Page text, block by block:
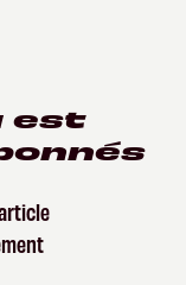
est